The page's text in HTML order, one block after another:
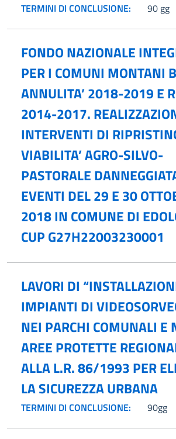
TERMINI DI CONCLUSIONE: 90 gg
FONDO NAZIONALE
PER I COMUNI MONTANI
ANNULITA’ 2018-2019 E
2014-2017.
INTERVENTI DI
VIABILITA’ AGRO-SILVO-
PASTORALE
EVENTI DEL 29 E 30
2018 IN COMUNE DI
CUP G27H22003230001
LAVORI DI
IMPIANTI DI
NEI PARCHI COMUNALI E
AREE PROTETTE
ALLA L.R. 86/1993 PER
LA SICUREZZA URBANA
TERMINI DI CONCLUSIONE: 90gg